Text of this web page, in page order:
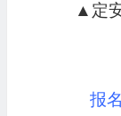
▲定
报